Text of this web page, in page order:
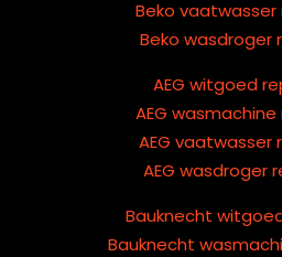
Beko
Beko wasdroger
AEG witgoed
AEG
AEG vaatwasser
AEG wasdroger
Bauknecht
Bauknecht